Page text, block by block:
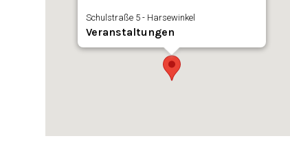
Schulstraße 5 - Harsewinkel
Veranstaltungen